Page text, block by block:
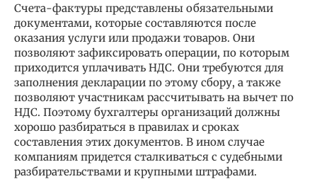
Счета-фактуры представлены обязательными
документами, которые составляются после
оказания услуги или продажи товаров. Они
позволяют зафиксировать операции, по которым
приходится уплачивать НДС. Они требуются для
заполнения декларации по этому сбору, а также
позволяют участникам рассчитывать на вычет по
НДС. Поэтому бухгалтеры организаций должны
хорошо разбираться в правилах и сроках
составления этих документов. В ином случае
компаниям придется сталкиваться с судебными
разбирательствами и крупными штрафами.